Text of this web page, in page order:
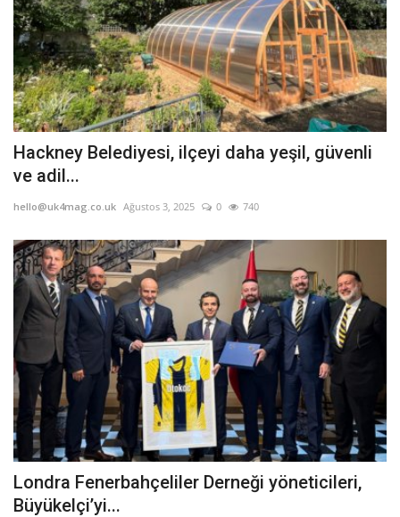
Hackney Belediyesi, ilçeyi daha yeşil, güvenli
ve adil...
hello@uk4mag.co.uk Ağustos 3, 2025 0 740
Londra Fenerbahçeliler Derneği yöneticileri,
Büyükelçi’yi...